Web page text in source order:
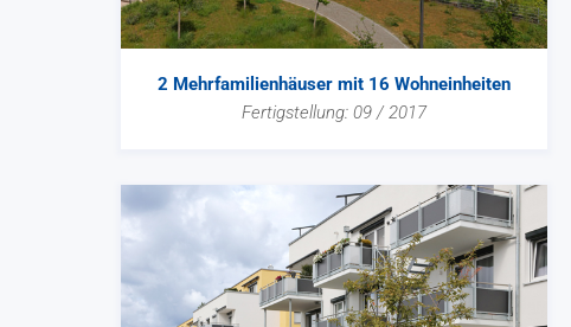
2 Mehrfamilienhäuser mit 16 Wohneinheiten
Fertigstellung: 09 / 2017